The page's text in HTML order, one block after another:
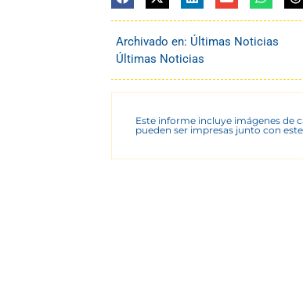
Archivado en: Últimas Noticias
Últimas Noticias
Este informe incluye imágenes de
pueden ser impresas junto con